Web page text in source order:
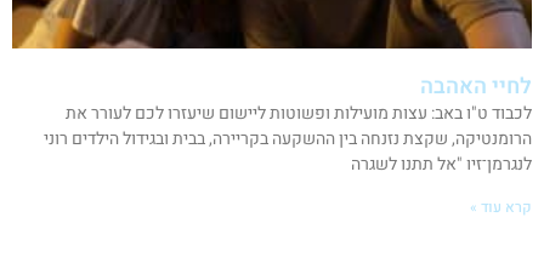
לחיי האהבה
לכבוד ט"ו באב: עצות מועילות ופשוטות ליישום שיעזרו לכם לעורר את
הרומנטיקה, שקצת נזנחה בין ההשקעה בקריירה, בבית ובגידול הילדים רוני
לנגרמן־זיו "אל תתנו לשגרה
קרא עוד »